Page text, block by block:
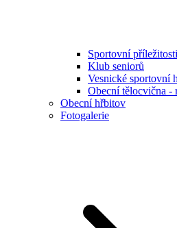
Sportovní příležitosti
Klub seniorů
Vesnické sportovní
Obecní tělocvična -
Obecní hřbitov
Fotogalerie